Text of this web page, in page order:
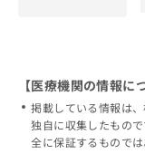
【医療機関の情報に
掲載している情報は
独自に収集したもの
全に保証するものでは